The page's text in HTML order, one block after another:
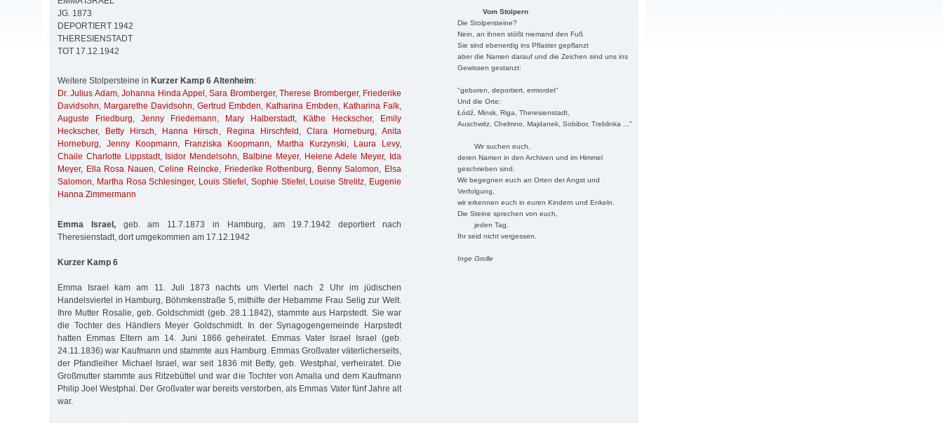
Vom Stolpern
Die Stolpersteine?
Nein, an ihnen stößt niemand den Fuß
Sie sind ebenerdig ins Pflaster gepflanzt
aber die Namen darauf und die Zeichen sind uns ins
Gewissen gestanzt:
"geboren, deportiert, ermordet"
Und die Orte:
Łódź, Minsk, Riga, Theresienstadt,
Auschwitz, Chelmno, Majdanek, Sobibor, Treblinka ..."
Wir suchen euch,
deren Namen in den Archiven und im Himmel
geschrieben sind.
Wir begegnen euch an Orten der Angst und
Verfolgung,
wir erkennen euch in euren Kindern und Enkeln.
Die Steine sprechen von euch,
jeden Tag.
Ihr seid nicht vergessen.
Inge Grolle
JG. 1873
DEPORTIERT 1942
THERESIENSTADT
TOT 17.12.1942
Weitere Stolpersteine in Kurzer Kamp 6 Altenheim:
Dr. Julius Adam,Johanna Hinda Appel ,Sara Bromberger,Therese Bromberger, Friederike
Davidsohn, Margarethe Davidsohn, Gertrud Embden, Katharina Embden, Katharina Falk,
Auguste Friedburg, Jenny Friedemann, Mary Halberstadt, Käthe Heckscher,
Emily
Heckscher, Betty Hirsch, Hanna Hirsch , Regina Hirschfeld , Clara Horneburg,Anita
Horneburg, Jenny Koopmann, Franziska Koopmann, Martha Kurzynski, Laura Levy,
Chaile Charlotte Lippstadt, Isidor Mendelsohn, Balbine Meyer, Helene Adele Meyer, Ida
Meyer, Ella Rosa Nauen,Celine Reincke, Friederike Rothenburg, Benny Salomon, Elsa
Salomon, Martha Rosa Schlesinger, Louis Stiefel , Sophie Stiefel , Louise Strelitz, Eugenie
Hanna Zimmermann
Emma Israel,geb. am 11.7.1873 in Hamburg, am 19.7.1942 deportiert nach
Theresienstadt, dort umgekommen am 17.12.1942
Kurzer Kamp 6
Emma Israel kam am 11. Juli 1873 nachts um Viertel nach 2 Uhr im jüdischen
Handelsviertel in Hamburg, Böhmkenstraße 5, mithilfe der Hebamme Frau Selig zur Welt.
Ihre Mutter Rosalie, geb. Goldschmidt (geb. 28.1.1842), stammte aus Harpstedt. Sie war
die Tochter des Händlers Meyer Goldschmidt. In der Synagogengemeinde Harpstedt
hatten Emmas Eltern am 14. Juni 1866 geheiratet. Emmas Vater Israel Israel (geb.
24.11.1836) war Kaufmann und stammte aus Hamburg. Emmas Großvater väterlicherseits,
der Pfandleiher Michael Israel, war seit 1836 mit Betty, geb. Westphal, verheiratet. Die
Großmutter stammte aus Ritzebüttel und war die Tochter von Amalia und dem Kaufmann
Philip Joel Westphal. Der Großvater war bereits verstorben, als Emmas Vater fünf Jahre alt
war.